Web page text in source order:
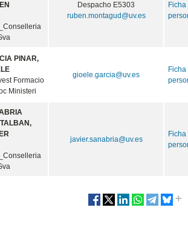
Despacho E5303
ruben.montagud@uv.es
Ficha
PINAR,
Formacio
Ministeri
gioele.garcia@uv.es
Ficha
javier.sanabria@uv.es
Ficha